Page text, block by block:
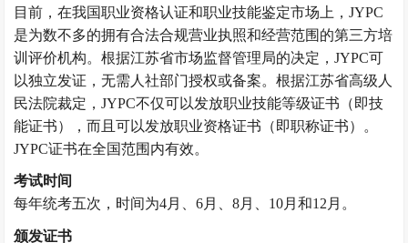
目前，在我国职业资格认证和职业技能鉴定市场上，JYPC
是为数不多的拥有合法合规营业执照和经营范围的第三方培
训评价机构。根据江苏省市场监督管理局的决定，JYPC可
以独立发证，无需人社部门授权或备案。根据江苏省高级人
民法院裁定，JYPC不仅可以发放职业技能等级证书（即技
能证书），而且可以发放职业资格证书（即职称证书）。
JYPC证书在全国范围内有效。
考试时间
每年统考五次，时间为4月、6月、8月、10月和12月。
颁发证书